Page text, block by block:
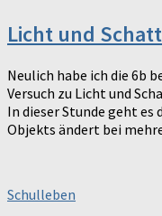
Licht und
Neulich habe ich die 6b
Versuch zu Licht und
In dieser Stunde geht es
Objekts ändert bei
Schulleben